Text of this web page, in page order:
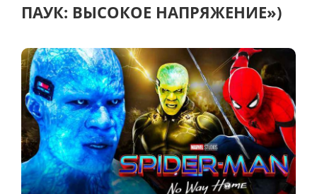
ПАУК: ВЫСОКОЕ НАПРЯЖЕНИЕ»)